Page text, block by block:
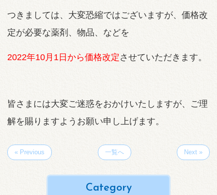
つきましては、大変恐縮ではございますが、価格改
定が必要な薬剤、物品、などを
2022年10月1日から価格改定 させていただきます。
皆さまには大変ご迷惑をおかけいたしますが、ご理
解を賜りますようお願い申し上げます。
« Previous 一覧へ Next »
Category